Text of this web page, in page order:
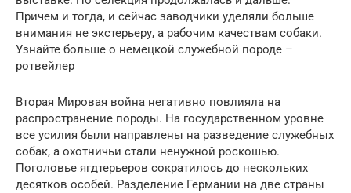
Причем и тогда, и сейчас заводчики уделяли больше
внимания не экстерьеру, а рабочим качествам собаки.
Узнайте больше о немецкой служебной породе –
ротвейлер
Вторая Мировая война негативно повлияла на
распространение породы. На государственном уровне
все усилия были направлены на разведение служебных
собак, а охотничьи стали ненужной роскошью.
Поголовье ягдтерьеров сократилось до нескольких
десятков особей. Разделение Германии на две страны